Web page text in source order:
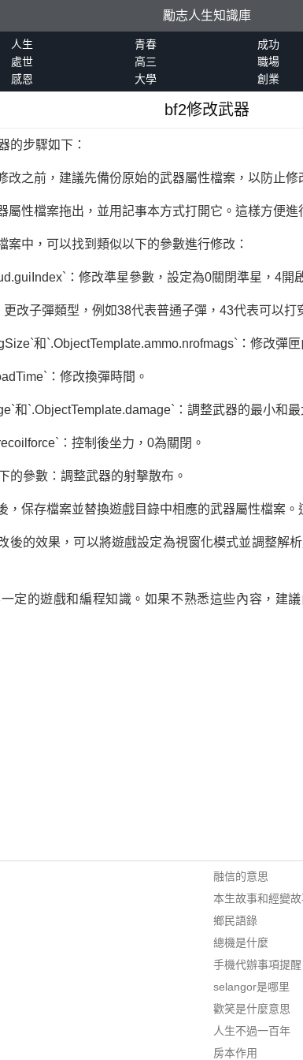
勵志人生知識庫
人生 青春 成功
處世 高三 職場
感恩 大學 創業
bf2修改武器
的步驟如下：
改之前，建議先備份原始的武器屬性檔案，以防止
屬性檔案拖出，並用記事本方式打開它。這樣方便進
案中，可以找到類似以下的參數進行修改：
：修改準星參數，設定為0關閉準星，4開
改子彈類型，例如38代表普通子彈，43代表可以打
和`.ObjectTemplate.ammo.nrofmags`：修改彈
：修改換彈時間。
和`.ObjectTemplate.damage`：調整武器的最小和最
：控制後坐力，0為關閉。
的參數：調整武器的射擊散布。
，保存檔案並替換遊戲目錄中相應的武器屬性檔案
後的效果，可以將遊戲設定為視窗化模式並調整解
定的遊戲和編程知識。如果不熟悉這些內容，建
融信的意思
本生故事和經變故
鄉民語錄
總機是什麼
手機代辦事項提醒
selangor是哪里
歡笑是什麼意思
人生不過一百年
房本作用